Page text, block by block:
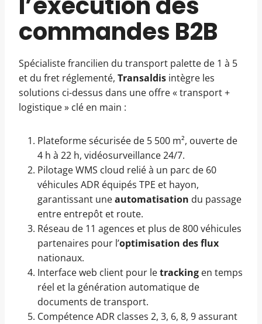
commandes B2B
Spécialiste francilien du transport palette de 1 à 5
et du fret réglementé, Transaldis intègre les
solutions ci-dessus dans une offre « transport +
logistique » clé en main :
Plateforme sécurisée de 5 500 m², ouverte de
4 h à 22 h, vidéosurveillance 24/7.
Pilotage WMS cloud relié à un parc de 60
véhicules ADR équipés TPE et hayon,
garantissant uneautomatisation du passage
entre entrepôt et route.
Réseau de 11 agences et plus de 800 véhicules
partenaires pour l’optimisation des flux
nationaux.
Interface web client pour letracking en temps
réel et la génération automatique de
documents de transport.
Compétence ADR classes 2, 3, 6, 8, 9 assurant